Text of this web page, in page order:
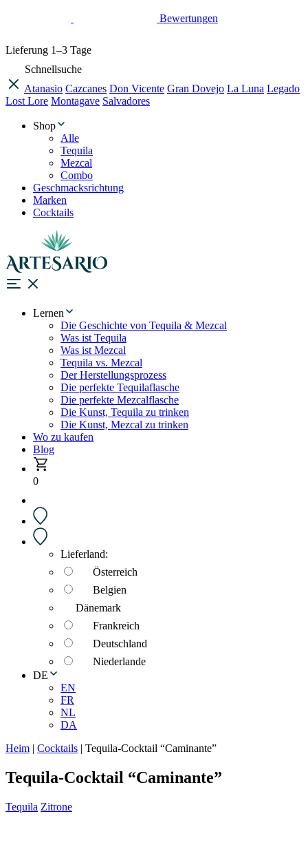
Bewertungen
Lieferung 1–3 Tage
Schnellsuche
Atanasio Cazcanes Don Vicente Gran Dovejo La Luna Legado
Lost Lore Montagave Salvadores
Shop
Alle
Tequila
Mezcal
Combo
Geschmacksrichtung
Marken
Cocktails
Lernen
Die Geschichte von Tequila & Mezcal
Was ist Tequila
Was ist Mezcal
Tequila vs. Mezcal
Der Herstellungsprozess
Die perfekte Tequilaflasche
Die perfekte Mezcalflasche
Die Kunst, Tequila zu trinken
Die Kunst, Mezcal zu trinken
Wo zu kaufen
Blog
0
Lieferland:
Österreich
Belgien
Dänemark
Frankreich
Deutschland
Niederlande
DE
EN
FR
NL
DA
Heim | Cocktails | Tequila-Cocktail “Caminante”
Tequila-Cocktail “Caminante”
Tequila Zitrone